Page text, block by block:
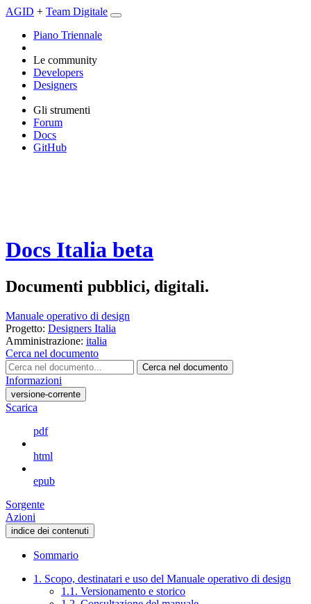
AGID + Team Digitale
Piano Triennale
Le community
Developers
Designers
Gli strumenti
Forum
Docs
GitHub
Docs Italia beta
Documenti pubblici, digitali.
Manuale operativo di design
Progetto: Designers Italia
Amministrazione: italia
Cerca nel documento
Cerca nel documento
Informazioni
versione-corrente
Scarica
pdf
html
epub
Sorgente
Azioni
indice dei contenuti
Sommario
1. Scopo, destinatari e uso del Manuale operativo di design
1.1. Versionamento e storico